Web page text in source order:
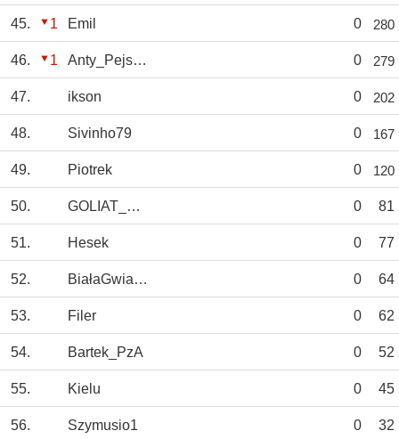
45. 1 Emil 0 280
46. 1 Anty_Pejsopool. 0 279
47. ikson 0 202
48. Sivinho79 0 167
49. Piotrek 0 120
50. GOLIAT_NYSA 0 81
51. Hesek 0 77
52. BiałaGwiazda 0 64
53. Filer 0 62
54. Bartek_PzA 0 52
55. Kielu 0 45
56. Szymusio1 0 32